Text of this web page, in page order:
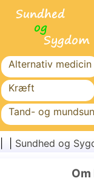
Alternativ medicin
Kræft
Tand- og
Familiesundhed
Sundhed og